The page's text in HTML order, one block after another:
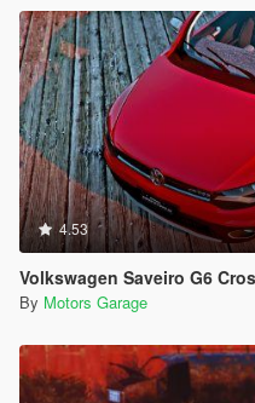
4.53
Volkswagen Saveiro G6
By Motors Garage